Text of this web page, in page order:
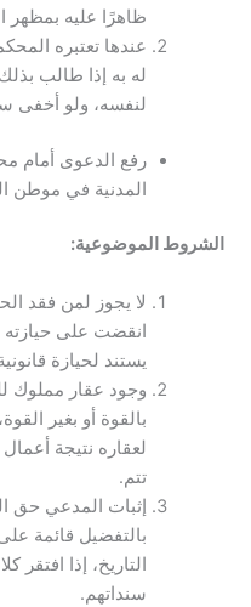
ظاهرًا عليه بمظهر
عندها تعتبره
له به إذا طالب
لنفسه، ولو أخفى
رفع الدعوى أمام
المدنية في موطن
الشروط الموضوعية:
لا يجوز لمن فقد
انقضت على
يستند لحيازة
وجود عقار مملوك
بالقوة أو بغير
لعقاره نتيجة
تتم.
إثبات المدعي حق
بالتفضيل قائمة
التاريخ، إذا افتقر
سنداتهم.